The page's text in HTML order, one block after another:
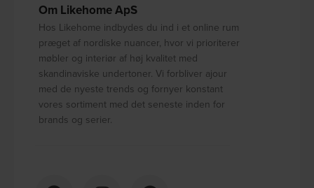
Om Likehome ApS
Hos Likehome indbydes du ind i et online rum
præget af nordiske nuancer, hvor vi prioriterer
møbler og interiør af høj kvalitet med
skandinaviske undertoner. Vi forbliver ajour
med de nyeste trends og fornyer konstant
vores sortiment med det seneste inden for
brands og serier.